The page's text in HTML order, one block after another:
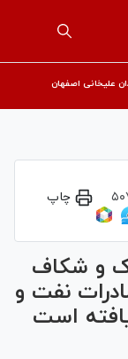
علیخانی اصفهان
چاپ
و شکاف
نفت و
است